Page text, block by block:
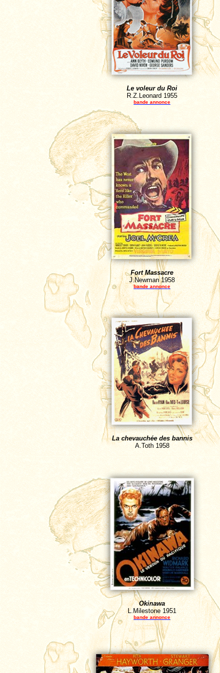
Le voleur du Roi
R.Z.Leonard 1955
bande annonce
Fort Massacre
J.Newman1958
bande annonce
La chevauchée des bannis
A.Toth1958
Okinawa
L.Milestone1951
bande annonce